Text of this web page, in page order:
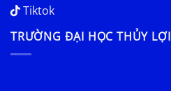
Tiktok
TRƯỜNG ĐẠI HỌC THỦY LỢI